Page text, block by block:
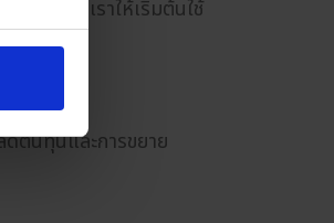
กค้าของเราให้เริ่มต้นใช้
ต้นทุนและการขยาย